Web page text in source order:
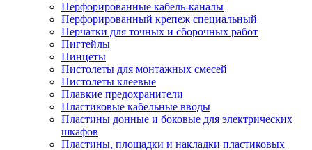
Перфорированные кабель-каналы
Перфорированный крепеж специальный
Перчатки для точных и сборочных работ
Пигтейлы
Пинцеты
Пистолеты для монтажных смесей
Пистолеты клеевые
Плавкие предохранители
Пластиковые кабельные вводы
Пластины донные и боковые для электрических
шкафов
Пластины, площадки и накладки пластиковых